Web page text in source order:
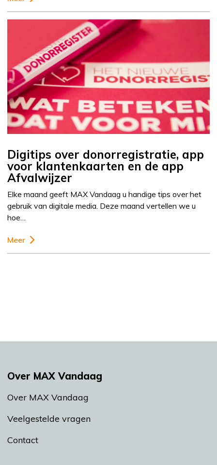
Digitips over donorregistratie, app
voor klantenkaarten en de app
Afvalwijzer
Elke maand geeft MAX Vandaag u handige tips over het
gebruik van digitale media. Deze maand vertellen we u
hoe…
Meer
Over MAX Vandaag
Over MAX Vandaag
Veelgestelde vragen
Contact